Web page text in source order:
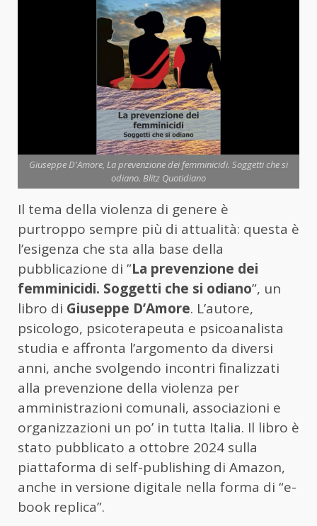
Giuseppe D'Amore, La prevenzione dei femminicidi. Soggetti che si
odiano. Blitz Quotidiano
Il tema della violenza di genere è
purtroppo sempre più di attualità: questa è
l’esigenza che sta alla base della
pubblicazione di ”La prevenzione dei
femminicidi. Soggetti che si odiano”, un
libro di Giuseppe D’Amore. L’autore,
psicologo, psicoterapeuta e psicoanalista
studia e affronta l’argomento da diversi
anni, anche svolgendo incontri finalizzati
alla prevenzione della violenza per
amministrazioni comunali, associazioni e
organizzazioni un po’ in tutta Italia. Il libro è
stato pubblicato a ottobre 2024 sulla
piattaforma di self-publishing di Amazon,
anche in versione digitale nella forma di “e-
book replica”.